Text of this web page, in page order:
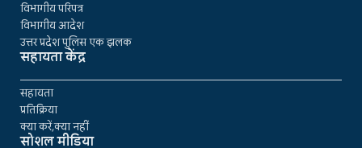
विभागीय परिपत्र
विभागीय आदेश
उत्तर प्रदेश पुलिस एक झलक
सहायता केंद्र
सहायता
प्रतिक्रिया
क्या करें,क्या नहीं
सोशल मीडिया